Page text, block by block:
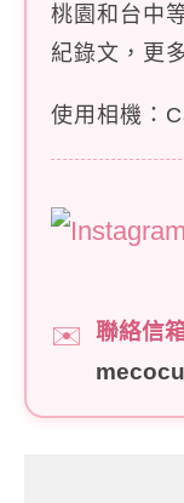
桃園和台中
紀錄文，更
使用相機：
✉️
聯絡信